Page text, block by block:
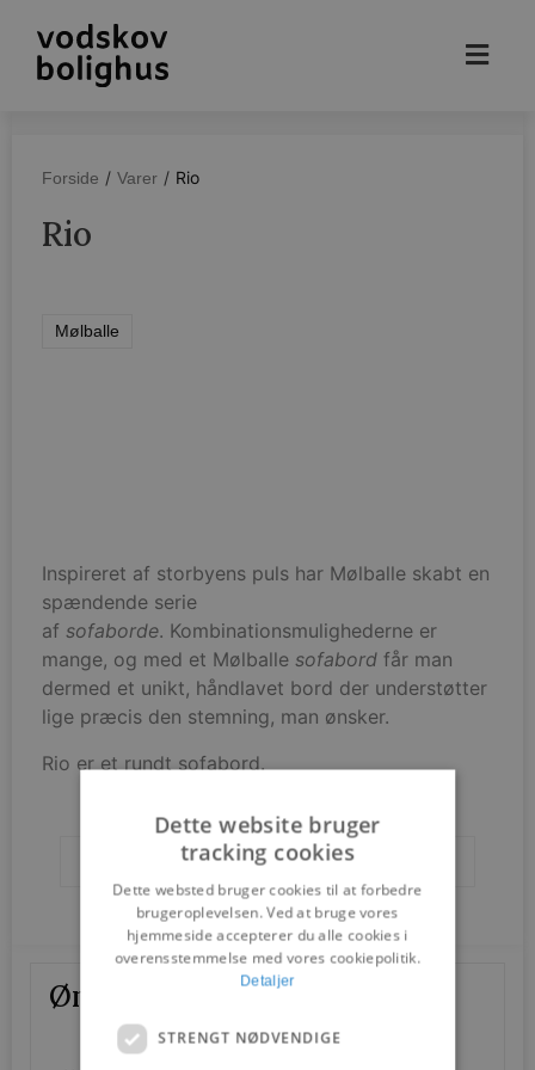
Ønskes mere information?
Forside / Varer / Rio
Rio
Mølballe
​Inspireret af storbyens puls har Mølballe skabt en
spændende serie
af sofaborde. Kombinationsmulighederne er
mange, og med et Mølballe sofabord får man
dermed et unikt, håndlavet bord der understøtter
lige præcis den stemning, man ønsker.
Rio er et rundt sofabord.
Mølballe
Dette website bruger
tracking cookies
Dette websted bruger cookies til at forbedre
brugeroplevelsen. Ved at bruge vores
hjemmeside accepterer du alle cookies i
overensstemmelse med vores cookiepolitik.
Detaljer
STRENGT NØDVENDIGE